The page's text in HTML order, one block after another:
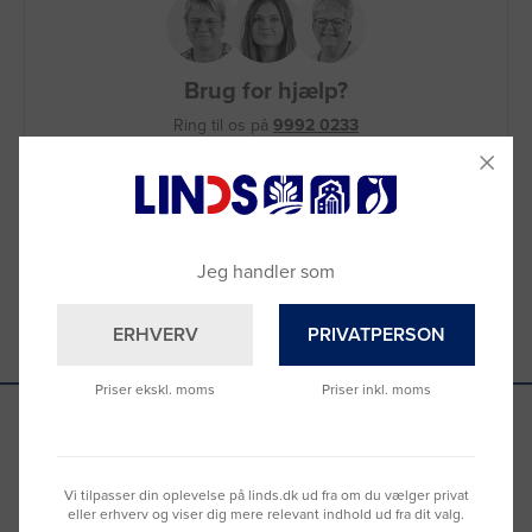
Brug for hjælp?
Ring til os på 9992 0233
Du kan også kontakte din lokale sælger
–se oversigten her
Jeg handler som
ERHVERV
Priser ekskl. moms
PRIVATPERSON
Priser inkl. moms
Vi tilpasser din oplevelse på linds.dk ud fra om du vælger privat
eller erhverv og viser dig mere relevant indhold ud fra dit valg.